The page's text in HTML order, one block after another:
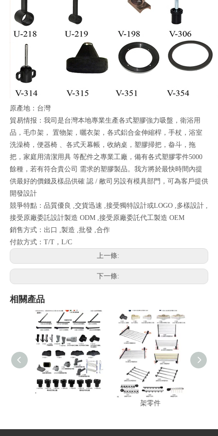
原產地：台灣
貿易情报：我司是台灣本地專業生產各式塑膠強力吸盤，衛浴用
品，毛巾架， 置物架，曬衣架，各式鋁合金伸縮桿，手杖，浴室
洗澡椅，便器椅 、各式天幕帳，收納桌，塑膠掃把，畚斗，拖
把，家庭用清潔用具 等配件之專業工廠，備有各式塑膠零件5000
餘種，若有符合貴公司 需求的塑膠製品。我方將於最快時間內提
供最好的價錢及樣品供確 認 / 敝司另設有模具部門，可為客戶提供
開發設計
競爭特點：品質優良 ,交貨迅速 ,接受獨特設計或LOGO ,多樣設計 ,
接受原廠委託設計製造 ODM ,接受原廠委託代工製造 OEM
銷售方式：出口 ,製造 ,批發 ,合作
付款方式：T/T，L/C
上一條:
下一條:
相關產品
塑膠外迫折疊衣架
衛浴零件,毛巾架零件,衣
架零件